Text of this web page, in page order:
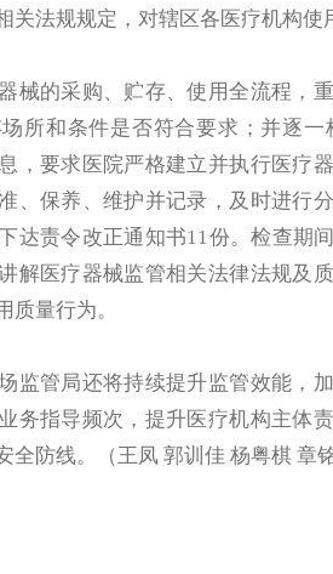
关法规规定，对辖区各医疗机构使
的采购、贮存、使用全流程，
所和条件是否符合要求；并逐
，要求医院严格建立并执行医疗
、保养、维护并记录，及时进行
达责令改正通知书11份。检查期
解医疗器械监管相关法律法规及
质量行为。
管局还将持续提升监管效能，加
务指导频次，提升医疗机构主体
全防线。（王凤 郭训佳 杨粤棋 章铭